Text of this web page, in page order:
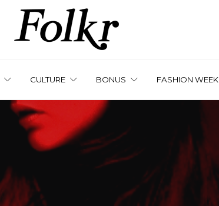
CULTURE BONUS FASHION WEEK